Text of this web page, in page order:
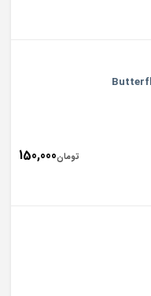
تومان150,000